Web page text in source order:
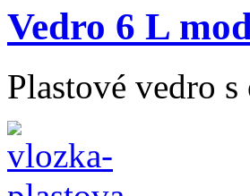
Vedro 6 L
Plastové vedro